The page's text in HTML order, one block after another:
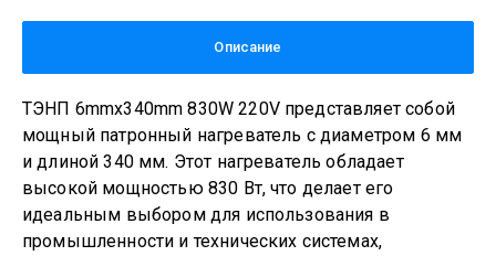
Описание
ТЭНП 6mmx340mm 830W 220V представляет собой
мощный патронный нагреватель с диаметром 6 мм
и длиной 340 мм. Этот нагреватель обладает
высокой мощностью 830 Вт, что делает его
идеальным выбором для использования в
промышленности и технических системах,